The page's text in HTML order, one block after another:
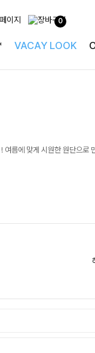
0
VACAY LOOK
여름에 맞게 시원한 원단으로